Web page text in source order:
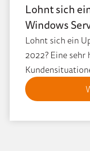
Lohnt sich
Windows
Lohnt sich ein
2022? Eine